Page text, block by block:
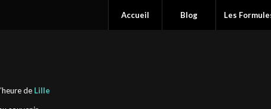
Accueil Blog Les
de Lille